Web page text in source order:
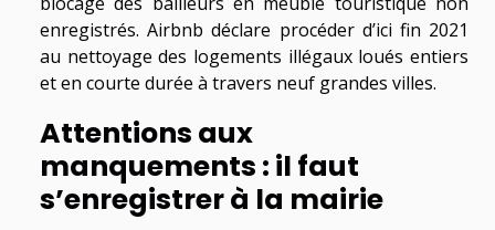
enregistrés. Airbnb déclare procéder d’ici fin 2021
au nettoyage des logements illégaux loués entiers
et en courte durée à travers neuf grandes villes.
Attentions aux
manquements : il faut
s’enregistrer à la mairie